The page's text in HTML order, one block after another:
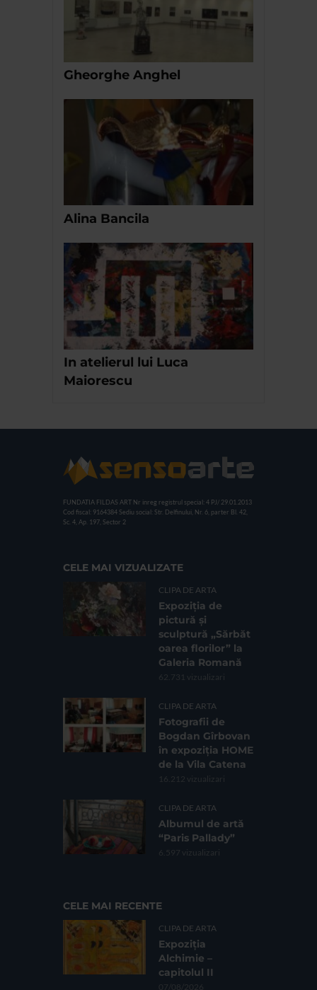
Gheorghe Anghel
Alina Bancila
In atelierul lui Luca
Maiorescu
FUNDATIA FILDAS ART Nr inreg registrul special: 4 PJ/ 29.01.2013
Cod fiscal: 9164384 Sediu social: Str. Delfinului, Nr. 6, parter Bl. 42,
Sc. 4, Ap. 197, Sector 2
CELE MAI VIZUALIZATE
CLIPA DE ARTA
Expoziția de
pictură și
sculptură „Sărbăt
oarea florilor” la
Galeria Romană
62.731 vizualizari
CLIPA DE ARTA
Fotografii de
Bogdan Gîrbovan
în expoziția HOME
de la Vila Catena
16.212 vizualizari
CLIPA DE ARTA
Albumul de artă
“Paris Pallady”
6.597 vizualizari
CELE MAI RECENTE
CLIPA DE ARTA
Expoziția
Alchimie –
capitolul II
07/08/2026